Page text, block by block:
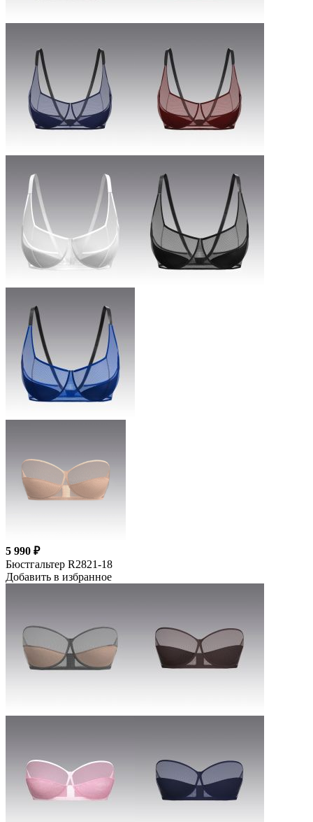
5 990 ₽
Бюстгальтер R2821-18
Добавить в избранное